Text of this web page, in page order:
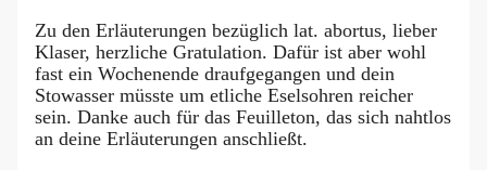
Zu den Erläuterungen bezüglich lat. abortus, lieber
Klaser, herzliche Gratulation. Dafür ist aber wohl
fast ein Wochenende draufgegangen und dein
Stowasser müsste um etliche Eselsohren reicher
sein. Danke auch für das Feuilleton, das sich nahtlos
an deine Erläuterungen anschließt.